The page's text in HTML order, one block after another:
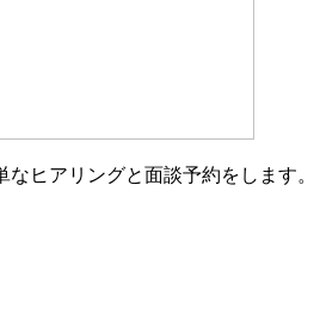
なヒアリングと面談予約をします。